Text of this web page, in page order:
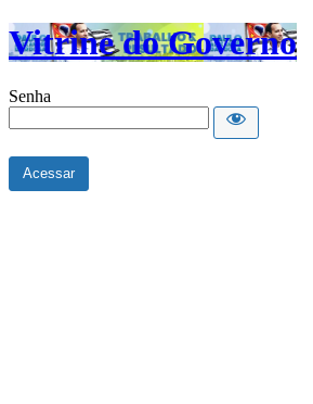
Vitrine do Governo
Senha